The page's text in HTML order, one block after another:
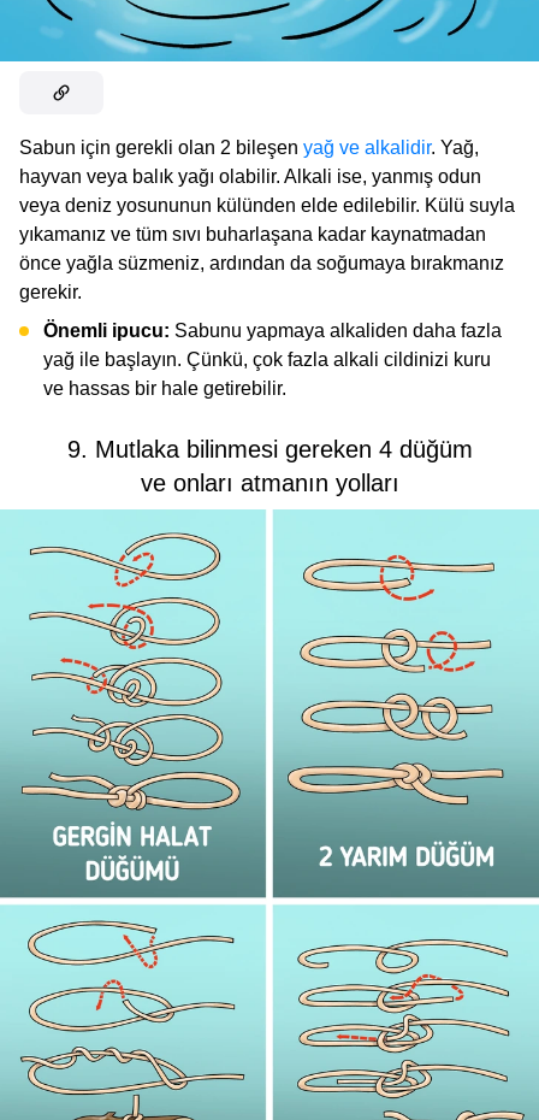
Sabun için gerekli olan 2 bileşen yağ ve alkalidir. Yağ,
hayvan veya balık yağı olabilir. Alkali ise, yanmış odun
veya deniz yosununun külünden elde edilebilir. Külü suyla
yıkamanız ve tüm sıvı buharlaşana kadar kaynatmadan
önce yağla süzmeniz, ardından da soğumaya bırakmanız
gerekir.
Önemli ipucu: Sabunu yapmaya alkaliden daha fazla
yağ ile başlayın. Çünkü, çok fazla alkali cildinizi kuru
ve hassas bir hale getirebilir.
9. Mutlaka bilinmesi gereken 4 düğüm
ve onları atmanın yolları